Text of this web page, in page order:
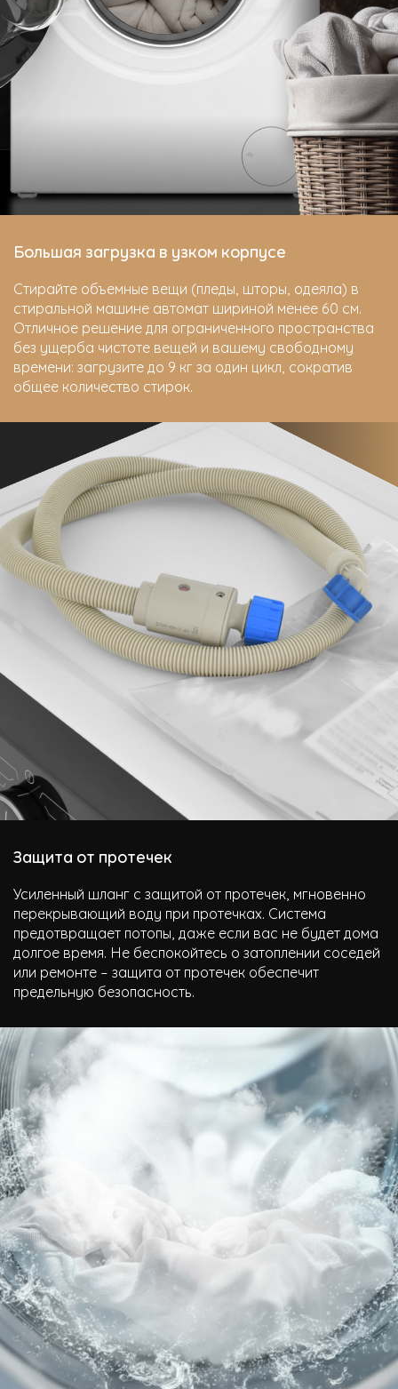
Большая загрузка в узком корпусе
Стирайте объемные вещи (пледы, шторы, одеяла) в
стиральной машине автомат шириной менее 60 см.
Отличное решение для ограниченного пространства
без ущерба чистоте вещей и вашему свободному
времени: загрузите до 9 кг за один цикл, сократив
общее количество стирок.
Защита от протечек
Усиленный шланг с защитой от протечек, мгновенно
перекрывающий воду при протечках. Система
предотвращает потопы, даже если вас не будет дома
долгое время. Не беспокойтесь о затоплении соседей
или ремонте – защита от протечек обеспечит
предельную безопасность.